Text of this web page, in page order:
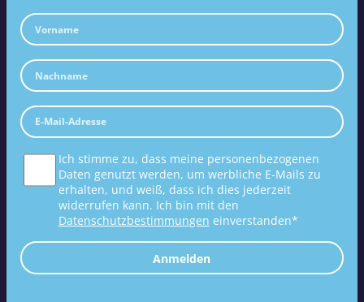
Ich stimme zu, dass meine personenbezogenen
Daten genutzt werden, um werbliche E-Mails zu
erhalten, und weiß, dass ich dies jederzeit
widerrufen kann. Ich bin mit den
Datenschutzbestimmungen einverstanden*
Anmelden